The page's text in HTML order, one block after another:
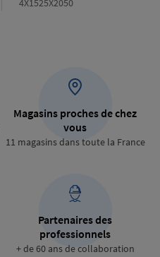
(kg)
Dimensions
4X1525X2050
Magasins proches de chez
vous
11 magasins dans toute la France
Partenaires des
professionnels
+ de 60 ans de collaboration